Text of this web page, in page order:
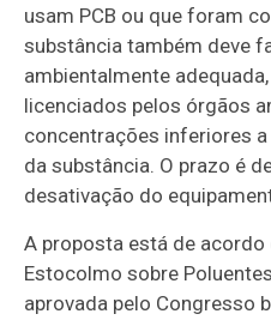
usam PCB ou que foram
substância também deve
ambientalmente
licenciados pelos órgãos
concentrações inferiores
da substância. O prazo é
desativação do
A proposta está de acordo
Estocolmo sobre
aprovada pelo Congresso